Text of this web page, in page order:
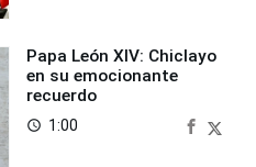
Papa León XIV: Chiclayo
en su emocionante
recuerdo
access_time 1:00